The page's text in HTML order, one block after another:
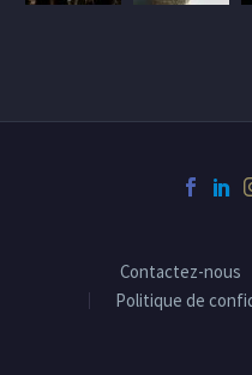
Contactez-nous
Politique de